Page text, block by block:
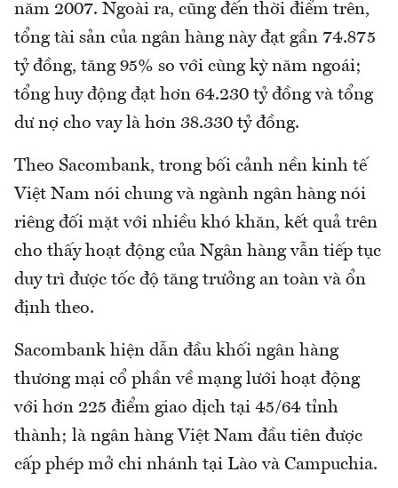
năm 2007. Ngoài ra, cũng đến thời điểm trên,
tổng tài sản của ngân hàng này đạt gần 74.875
tỷ đồng, tăng 95% so với cùng kỳ năm ngoái;
tổng huy động đạt hơn 64.230 tỷ đồng và tổng
dư nợ cho vay là hơn 38.330 tỷ đồng.
Theo Sacombank, trong bối cảnh nền kinh tế
Việt Nam nói chung và ngành ngân hàng nói
riêng đối mặt với nhiều khó khăn, kết quả trên
cho thấy hoạt động của Ngân hàng vẫn tiếp tục
duy trì được tốc độ tăng trưởng an toàn và ổn
định theo.
Sacombank hiện dẫn đầu khối ngân hàng
thương mại cổ phần về mạng lưới hoạt động
với hơn 225 điểm giao dịch tại 45/64 tỉnh
thành; là ngân hàng Việt Nam đầu tiên được
cấp phép mở chi nhánh tại Lào và Campuchia.